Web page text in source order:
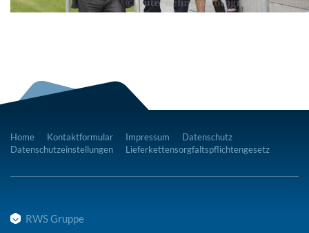
Home Kontaktformular Impressum
Datenschutz
Datenschutzeinstellungen
Lieferkettensorgfaltspflichtengesetz
RWS Gruppe